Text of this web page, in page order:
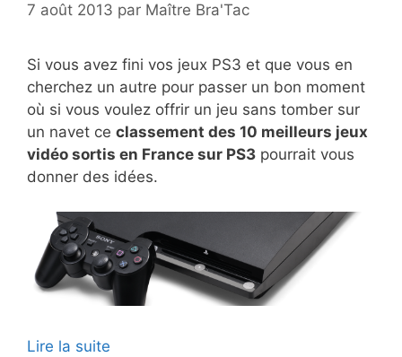
7 août 2013 par Maître Bra'Tac
Si vous avez fini vos jeux PS3 et que vous en
cherchez un autre pour passer un bon moment
où si vous voulez offrir un jeu sans tomber sur
un navet ce classement des 10 meilleurs jeux
vidéo sortis en France sur PS3 pourrait vous
donner des idées.
Lire la suite